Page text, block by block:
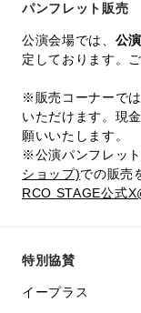
パンフレット販売
公演会場では、 公
定しております。
※販売コーナーで
いただけます。現
願いいたします。
※公演パンフレット
ショップ)での販売
RCO STAGE公式
特別協賛
イープラス